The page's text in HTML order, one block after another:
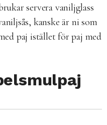
servera vaniljglass
kanske är ni som
paj istället för paj med